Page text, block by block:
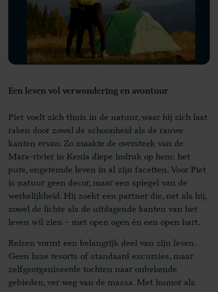
Een leven vol verwondering en avontuur
Piet voelt zich thuis in de natuur, waar hij zich laat
raken door zowel de schoonheid als de rauwe
kanten ervan. Zo maakte de oversteek van de
Mara-rivier in Kenia diepe indruk op hem: het
pure, ongeremde leven in al zijn facetten. Voor Piet
is natuur geen decor, maar een spiegel van de
werkelijkheid. Hij zoekt een partner die, net als hij,
zowel de lichte als de uitdagende kanten van het
leven wil zien – met open ogen én een open hart.
Reizen vormt een belangrijk deel van zijn leven.
Geen luxe resorts of standaard excursies, maar
zelfgeorganiseerde tochten naar onbekende
gebieden, ver weg van de massa. Met humor als